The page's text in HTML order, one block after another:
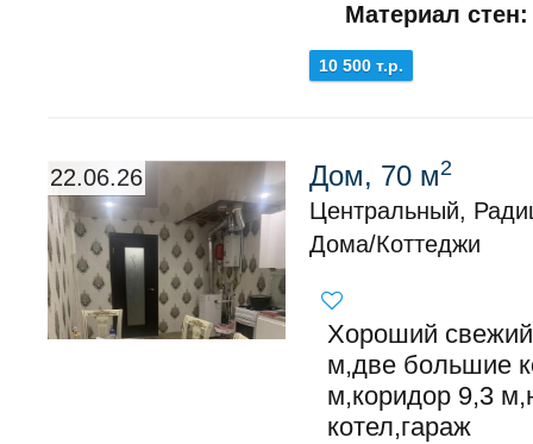
Материал стен:
10 500 т.р.
22.06.26 Дом, 70 м2
Центральный,
Дома/Коттеджи
Хороший
м,две большие
м,коридор 9,3
котел,гараж